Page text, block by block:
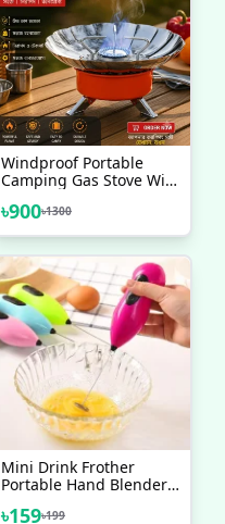
Windproof Portable
Camping Gas Stove With
| Lotus Camping Stove
With Connection Tube
৳900৳1300
Mini Drink Frother
Portable Hand Blender
Egg Beater Mixer
৳159৳199